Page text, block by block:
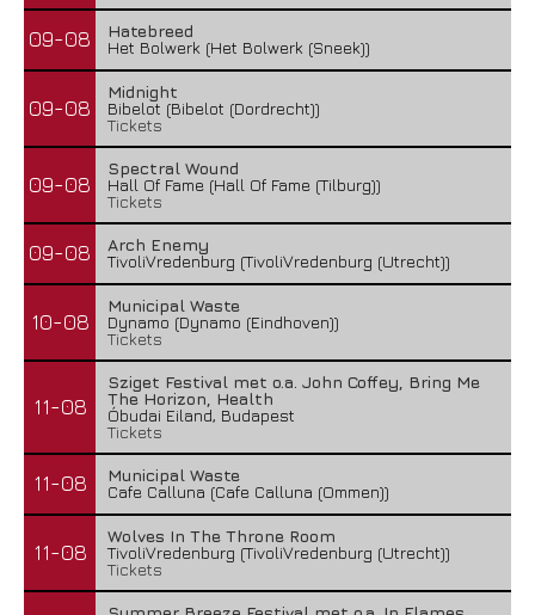
09-08
Hatebreed
Het Bolwerk (Het Bolwerk (Sneek))
09-08
Midnight
Bibelot (Bibelot (Dordrecht))
Tickets
09-08
Spectral Wound
Hall Of Fame (Hall Of Fame (Tilburg))
Tickets
09-08
Arch Enemy
TivoliVredenburg (TivoliVredenburg (Utrecht))
10-08
Municipal Waste
Dynamo (Dynamo (Eindhoven))
Tickets
11-08
Sziget Festival met o.a. John Coffey, Bring Me
The Horizon, Health
Óbudai Eiland, Budapest
Tickets
11-08
Municipal Waste
Cafe Calluna (Cafe Calluna (Ommen))
11-08
Wolves In The Throne Room
TivoliVredenburg (TivoliVredenburg (Utrecht))
Tickets